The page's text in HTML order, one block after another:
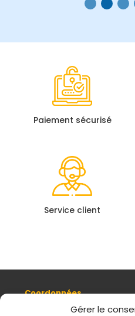
Gérer le
Paiement sécurisé
Service client
Coordonnées
8, quai Romain Rolland